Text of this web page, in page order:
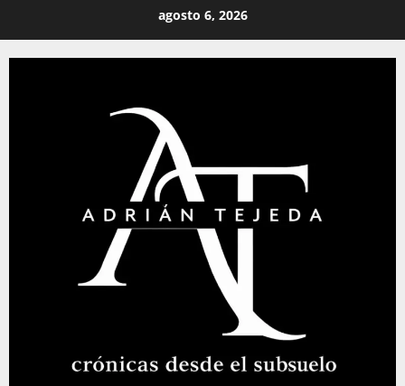
contenido
agosto 6, 2026